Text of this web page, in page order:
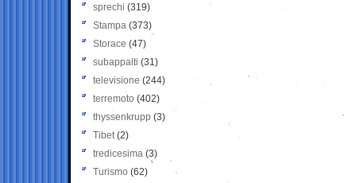
sprechi (319)
Stampa (373)
Storace (47)
subappalti (31)
televisione(244)
terremoto (402)
thyssenkrupp (3)
Tibet(2)
tredicesima (3)
Turismo (62)